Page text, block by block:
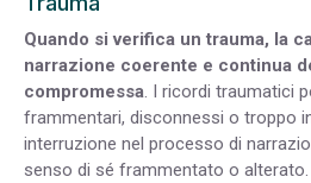
Quando si verifica un trauma, la
narrazione coerente e continua
compromessa. I ricordi traumatici
frammentari, disconnessi o troppo
interruzione nel processo di
senso di sé frammentato o